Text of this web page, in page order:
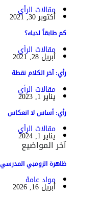
مقالات الرأي
أكتوبر 30, 2021
كم طابقاً لديك؟
مقالات الرأي
أبريل 28, 2021
رأي: آخر الكلام نقطة
مقالات الرأي
يناير 1, 2023
رأي: أساس لا انعكاس
مقالات الرأي
يناير 1, 2024
آخر المواضيع
ظاهرة الزومبي المدرسي
مواد عامة
أبريل 16, 2026